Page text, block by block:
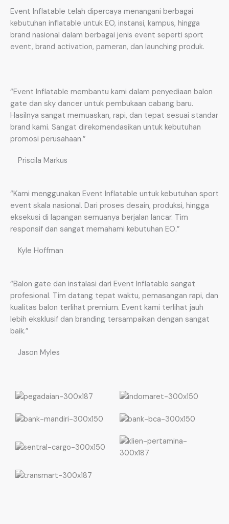
Event Inflatable telah dipercaya menangani berbagai
kebutuhan inflatable untuk EO, instansi, kampus, hingga
brand nasional dalam berbagai jenis event seperti sport
event, brand activation, pameran, dan launching produk.
“Event Inflatable membantu kami dalam penyediaan balon
gate dan sky dancer untuk pembukaan cabang baru.
Hasilnya sangat memuaskan, rapi, dan tepat sesuai standar
brand kami. Sangat direkomendasikan untuk kebutuhan
promosi perusahaan.”
Priscila Markus
“Kami menggunakan Event Inflatable untuk kebutuhan sport
event skala nasional. Dari proses desain, produksi, hingga
eksekusi di lapangan semuanya berjalan lancar. Tim
responsif dan sangat memahami kebutuhan EO.”
Kyle Hoffman
“Balon gate dan instalasi dari Event Inflatable sangat
profesional. Tim datang tepat waktu, pemasangan rapi, dan
kualitas balon terlihat premium. Event kami terlihat jauh
lebih eksklusif dan branding tersampaikan dengan sangat
baik.”
Jason Myles